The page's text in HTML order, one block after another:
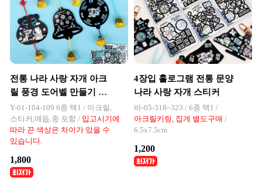
전통 나라 사랑 자개 아크
릴 풍경 도어벨 만들기 세
트 1개입
Y-01-104-109 6종 택1 / 아크릴,
스티커,매듭,종 포함 / 입고시기에
따라 끈 색상은 차이가 있을 수
있습니다.
1,800
4장입 홀로그램 전통 문양
나라 사랑 자개 스티커
바-05-318~323 / 6종 택1 /
아크릴키링, 집게 별도구매 /
6.5x7.5cm
1,200